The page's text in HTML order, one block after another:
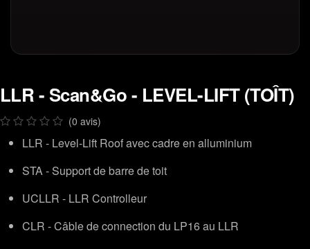
LLR - Scan&Go - LEVEL-LIFT (TOÎT)
(0 avis)
LLR - Level-Lift Roof avec cadre en alluminium
STA - Support de barre de toit
UCLLR - LLR Controlleur
CLR - Câble de connection du LP16 au LLR